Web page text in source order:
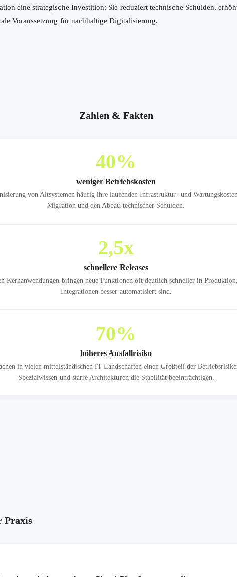
eine strategische Investition: Sie reduziert technische Schulden,
Voraussetzung für nachhaltige Digitalisierung.
Zahlen & Fakten
40%
weniger Betriebskosten
von Altsystemen häufig ihre laufenden Infrastruktur- und
Migration und den Abbau technischer Schulden.
2,5x
schnellere Releases
Kernanwendungen bringen neue Funktionen oft deutlich schneller in
Integrationen besser automatisiert sind.
70%
höheres Ausfallrisiko
in vielen mittelständischen IT-Landschaften einen Großteil der
Spezialwissen und starre Architekturen die Stabilität beeinträchtigen.
Praxis